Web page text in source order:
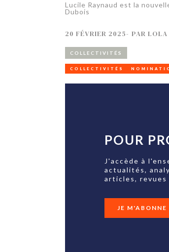
Lucile Raynaud est la
Dubois
20 FÉVRIER 2025- PARLOLA
COLLECTIVITÉS
COLLECTIVITÉS
POUR
J'accède à
actualités,
articles,
JE M'ABONNE